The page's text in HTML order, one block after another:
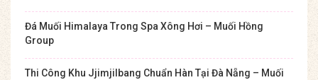
Đá Muối Himalaya Trong Spa Xông Hơi – Muối Hồng
Group
Thi Công Khu Jjimjilbang Chuẩn Hàn Tại Đà Nẵng – Muối